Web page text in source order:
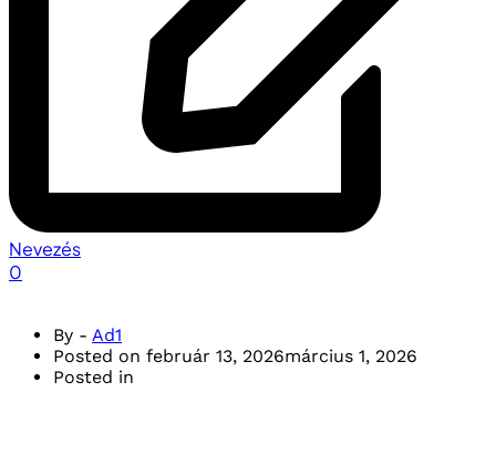
Nevezés
0
By - Ad1
Posted on február 13, 2026március 1, 2026
Posted in